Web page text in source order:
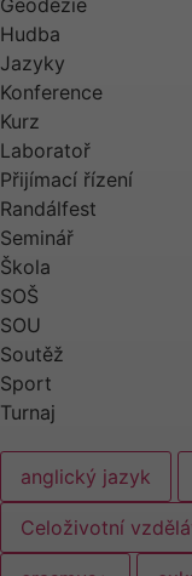
Geodézie
Hudba
Jazyky
Konference
Kurz
Laboratoř
Přijímací řízení
Randálfest
Seminář
Škola
SOŠ
SOU
Soutěž
Sport
Turnaj
anglický jazyk
Celoživotní